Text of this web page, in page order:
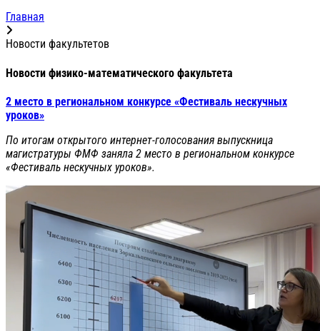
Главная
Новости факультетов
Новости физико-математического факультета
2 место в региональном конкурсе «Фестиваль нескучных
уроков»
По итогам открытого интернет-голосования выпускница
магистратуры ФМФ заняла 2 место в региональном конкурсе
«Фестиваль нескучных уроков».